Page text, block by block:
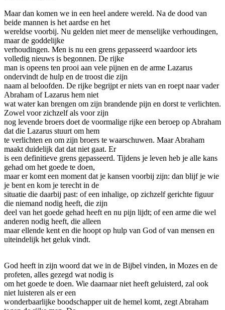
Maar dan komen we in een heel andere wereld. Na de dood van
beide mannen is het aardse en het
wereldse voorbij. Nu gelden niet meer de menselijke verhoudingen,
maar de goddelijke
verhoudingen. Men is nu een grens gepasseerd waardoor iets
volledig nieuws is begonnen. De rijke
man is opeens ten prooi aan vele pijnen en de arme Lazarus
ondervindt de hulp en de troost die zijn
naam al beloofden. De rijke begrijpt er niets van en roept naar vader
Abraham of Lazarus hem niet
wat water kan brengen om zijn brandende pijn en dorst te verlichten.
Zowel voor zichzelf als voor zijn
nog levende broers doet de voormalige rijke een beroep op Abraham
dat die Lazarus stuurt om hem
te verlichten en om zijn broers te waarschuwen. Maar Abraham
maakt duidelijk dat dat niet gaat. Er
is een definitieve grens gepasseerd. Tijdens je leven heb je alle kans
gehad om het goede te doen,
maar er komt een moment dat je kansen voorbij zijn: dan blijf je wie
je bent en kom je terecht in de
situatie die daarbij past: of een inhalige, op zichzelf gerichte figuur
die niemand nodig heeft, die zijn
deel van het goede gehad heeft en nu pijn lijdt; of een arme die wel
anderen nodig heeft, die alleen
maar ellende kent en die hoopt op hulp van God of van mensen en
uiteindelijk het geluk vindt.
God heeft in zijn woord dat we in de Bijbel vinden, in Mozes en de
profeten, alles gezegd wat nodig is
om het goede te doen. Wie daarnaar niet heeft geluisterd, zal ook
niet luisteren als er een
wonderbaarlijke boodschapper uit de hemel komt, zegt Abraham